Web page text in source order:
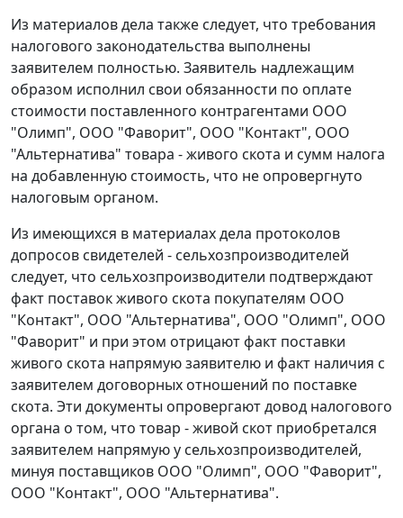
Из материалов дела также следует, что требования
налогового законодательства выполнены
заявителем полностью. Заявитель надлежащим
образом исполнил свои обязанности по оплате
стоимости поставленного контрагентами ООО
"Олимп", ООО "Фаворит", ООО "Контакт", ООО
"Альтернатива" товара - живого скота и сумм налога
на добавленную стоимость, что не опровергнуто
налоговым органом.
Из имеющихся в материалах дела протоколов
допросов свидетелей - сельхозпроизводителей
следует, что сельхозпроизводители подтверждают
факт поставок живого скота покупателям ООО
"Контакт", ООО "Альтернатива", ООО "Олимп", ООО
"Фаворит" и при этом отрицают факт поставки
живого скота напрямую заявителю и факт наличия с
заявителем договорных отношений по поставке
скота. Эти документы опровергают довод налогового
органа о том, что товар - живой скот приобретался
заявителем напрямую у сельхозпроизводителей,
минуя поставщиков ООО "Олимп", ООО "Фаворит",
ООО "Контакт", ООО "Альтернатива".